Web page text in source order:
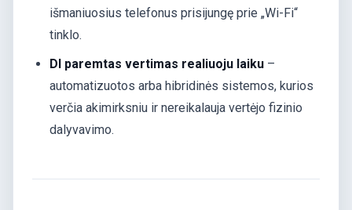
išmaniuosius telefonus prisijungę prie „Wi-Fi“
tinklo.
DI paremtas vertimas realiuoju laiku –
automatizuotos arba hibridinės sistemos, kurios
verčia akimirksniu ir nereikalauja vertėjo fizinio
dalyvavimo.